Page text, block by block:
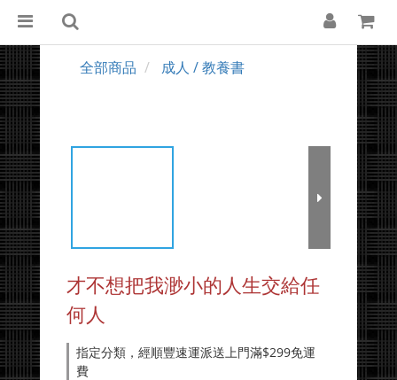
全部商品 成人 / 教養書
才不想把我渺小的人生交給任
何人
指定分類，經順豐速運派送上門滿$299免運
費